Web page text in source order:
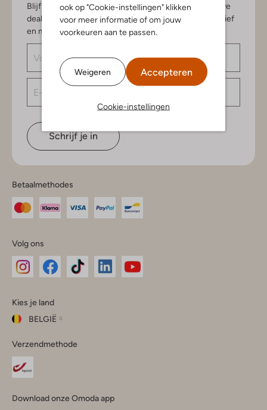
ook op "Cookie-instellingen" klikken
voor meer informatie of om jouw
voorkeuren aan te passen.
Weigeren Accepteren
Cookie-instellingen
Blijf op de hoogte van de nieuwste items en exclusieve
deals, speciaal voor jou. Schrijf je in voor de nieuwsbrief
en maak kans op € 150,- shoptegoed.
Schrijf je in
Betaalmethodes
Volg ons
InstagramFacebook
Kies je land
BELGIË
je
land
Verzendmethode
Download onze Omoda app